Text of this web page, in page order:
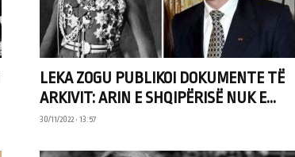
LEKA ZOGU PUBLIKOI DOKUMENTE TË
ARKIVIT: ARIN E SHQIPËRISË NUK E...
30/11/2022 • 13:57